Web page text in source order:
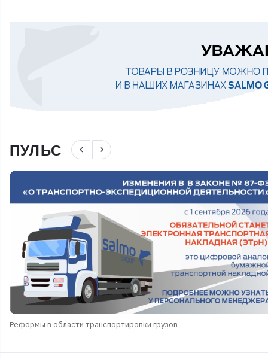
ПУЛЬС navigate_before navigate_next
Реформы в области транспортировки грузов